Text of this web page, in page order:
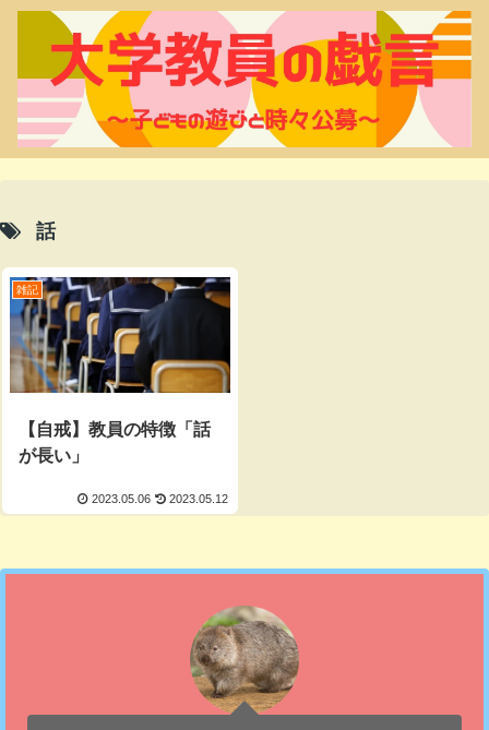
話
雑記
【自戒】教員の特徴「話
が長い」
2023.05.06 2023.05.12